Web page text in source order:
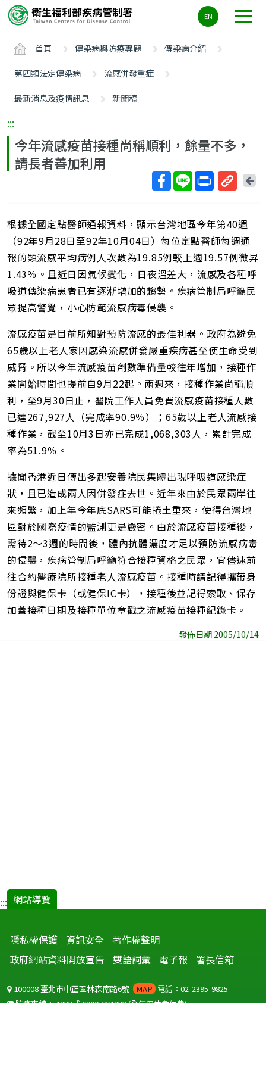
要
ALT+C
EN
首頁 傳染病與防疫專題
傳染病介紹
第四類法定傳染病
流感併發重症
最新消息及疫情訊息
新聞稿
:::
今年流感疫苗接種尚稱順利，餘量不多，
請長者善加利用
短
網
址
回
根據全國定點醫師通報資料，顯示台灣地區今年第40週
（92年9月28日至92年10月04日）每位定點醫師每週通
報的類流感平均病例人次數為19.85例較上週19.57例微昇
1.43％。且近日因氣候變化，日夜溫差大，流感及各種呼
吸道傳染病患者已有逐漸增加的趨勢。疾病管制局呼籲民
眾提高警覺，小心防範流感病毒侵襲。
流感疫苗是目前所知對預防流感的最佳利器。政府為避免
65歲以上老人家因感染流感併發嚴重疾病甚至使生命受到
威脅。所以今年流感疫苗劑數準備量較往年增加，接種作
業開始時間也提前自9月22起。兩週來，接種作業尚稱順
利，至9月30日止，醫院工作人員免費流感疫苗接種人數
已達267,927人（完成率90.9％）；65歲以上老人流感接
種作業，截至10月3日亦已完成1,068,303人，累計完成
率為51.9％。
據聞香港近日傳出多起安養院民集體出現呼吸道感染症
狀，且已造成兩人因併發症去世。近年來由於民眾兩岸往
來頻繁，加上年今年底SARS可能捲土重來，使得台灣地
區對於國際疫情的監測更是嚴密。由於流感疫苗接種後，
需待2～3週的時間後，體內抗體濃度才足以預防流感病毒
的侵襲，疾病管制局呼籲符合接種資格之民眾，宜儘速前
往合約醫療院所接種老人流感疫苗。接種時請記得攜帶身
份證與健保卡（或健保IC卡），接種後並記得索取、保存
加蓋接種日期及接種單位章戳之流感疫苗接種紀錄卡。
發佈日期 2005/10/14
::: 網站導覽
隱私權保護 資訊安全 著作權聲明
政府網站資料開放宣告
雙語詞彙 電子報 署長信箱
100008 臺北市中正區林森南路6號 MAP 電話：02-2395-9825
防疫專線：1922或0800-001922(全年無休免付費)